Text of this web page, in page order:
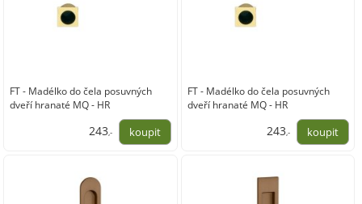
FT - Madélko do čela posuvných
dveří hranaté MQ - HR
243,-
FT - Madélko do čela posuvných
dveří hranaté MQ - HR
243,-